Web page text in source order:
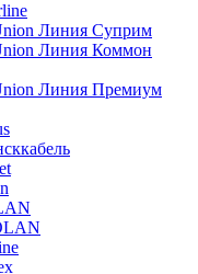
Линия Суприм
Линия Коммон
Линия Премиум